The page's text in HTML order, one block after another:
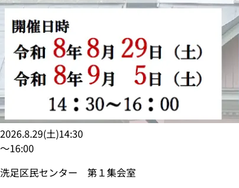
2026.8.29(土)14:30
〜16:00
洗足区民センター 第１集会室